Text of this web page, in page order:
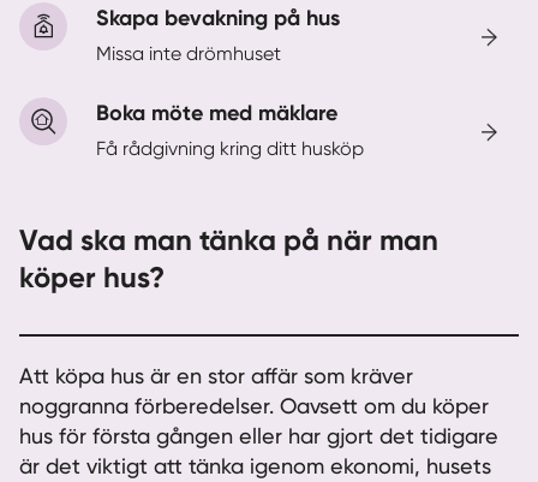
Sverige |Spanien
Skapa bevakning på hus
Missa inte drömhuset
Boka möte med mäklare
Få rådgivning kring ditt husköp
Vad ska man tänka på när man
köper hus?
Att köpa hus är en stor affär som kräver
noggranna förberedelser. Oavsett om du köper
hus för första gången eller har gjort det tidigare
är det viktigt att tänka igenom ekonomi, husets